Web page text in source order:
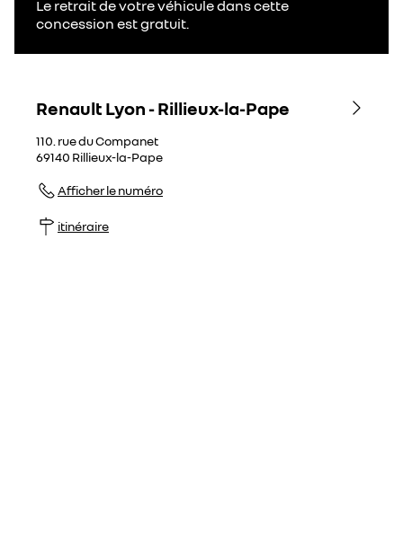
Le retrait de votre véhicule dans cette
concession est gratuit.
Renault Lyon - Rillieux-la-Pape
110. rue du Companet
69140 Rillieux-la-Pape
Afficher le numéro
itinéraire